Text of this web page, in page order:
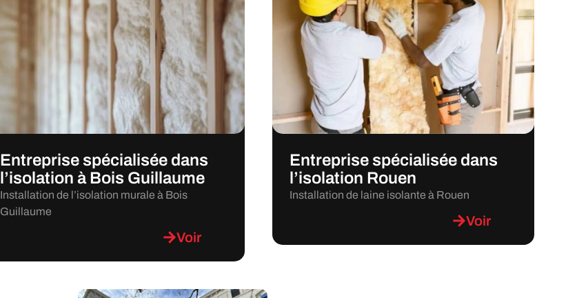
Entreprise spécialisée dans
l’isolation à Bois Guillaume
Installation de l’isolation murale à Bois
Guillaume
Voir
Entreprise spécialisée dans
l’isolation Rouen
Installation de laine isolante à Rouen
Voir